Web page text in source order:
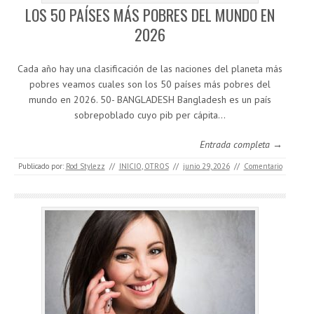
LOS 50 PAÍSES MÁS POBRES DEL MUNDO EN
2026
Cada año hay una clasificación de las naciones del planeta más
pobres veamos cuales son los 50 países más pobres del
mundo en 2026. 50- BANGLADESH Bangladesh es un país
sobrepoblado cuyo pib per cápita…
Entrada completa →
Publicado por: Rod Stylezz // INICIO OTROS // junio 29, 2026 // Comentario